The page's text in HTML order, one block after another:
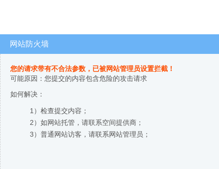
网站防火墙
您的请求带有不合法参数，已被网站管理员设置拦截！
可能原因：您提交的内容包含危险的攻击请求
如何解决：
1）检查提交内容；
2）如网站托管，请联系空间提供商；
3）普通网站访客，请联系网站管理员；